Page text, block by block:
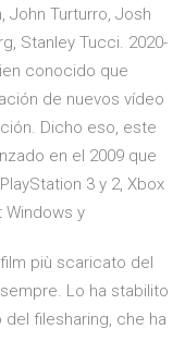
John Turturro, Josh
Stanley Tucci. 2020-
conocido que
de nuevos vídeo
Dicho eso, este
en el 2009 que
3 y 2, Xbox
Windows y
più scaricato del
Lo ha stabilito
filesharing, che ha